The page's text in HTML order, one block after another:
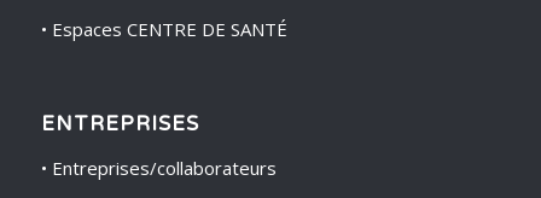
• Espaces CENTRE DE SANTÉ
ENTREPRISES
• Entreprises/collaborateurs